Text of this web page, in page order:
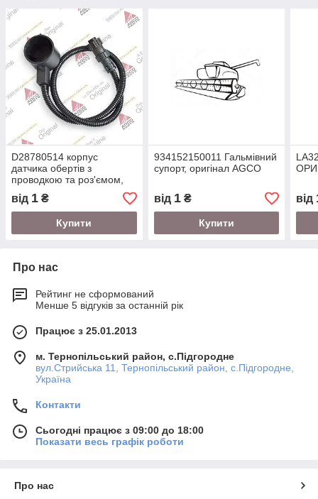
D28780514 корпус
датчика обертів з
проводкою та роз'ємом,
ОРИГІНАЛ AGCO
від 1 ₴
Купити
934152150011 Гальмівний
супорт, оригінал AGCO
від 1₴
Купити
від
Про нас
Рейтинг не сформований
Менше 5 відгуків за останній рік
Працює з 25.01.2013
м. Тернопільський район, с.Підгородне
вул.Стрийська 11, Тернопільський район, с.Підгородне,
Україна
Контакти
Сьогодні працює з 09:00 до 18:00
Показати весь графік роботи
Про нас